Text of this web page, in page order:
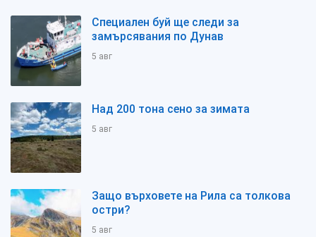
Специален буй ще следи за
замърсявания по Дунав
5 авг
Над 200 тона сено за зимата
5 авг
Защо върховете на Рила са толкова
остри?
5 авг